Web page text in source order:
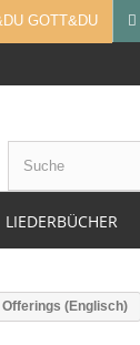
GOTT&DU
LIEDERBÜCHER
(Englisch)